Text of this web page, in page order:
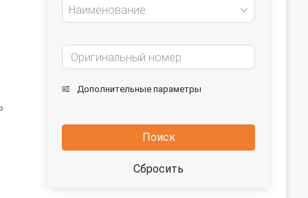
Наименование
Дополнительные параметры
Поиск
Сбросить